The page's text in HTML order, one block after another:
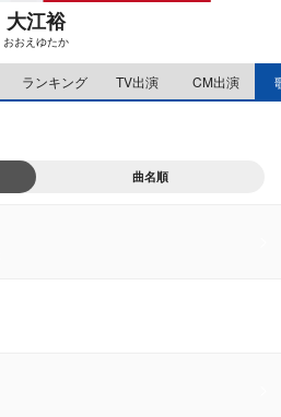
M
u
t
大江裕
おおえゆたか
ランキング TV出演 CM出演
曲名順